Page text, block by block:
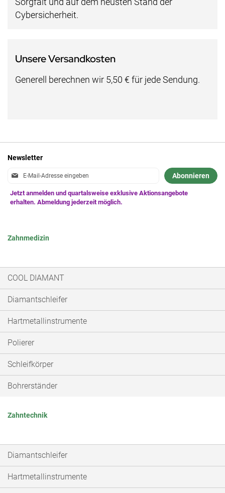
Cybersicherheit.
Unsere Versandkosten
Generell berechnen wir 5,50 € für jede Sendung.
Newsletter
Anmeldung
Newsletter:
Abonnieren
Zahnmedizin
COOL DIAMANT
Diamantschleifer
Hartmetallinstrumente
Polierer
Schleifkörper
Bohrerständer
Zahntechnik
Diamantschleifer
Hartmetallinstrumente